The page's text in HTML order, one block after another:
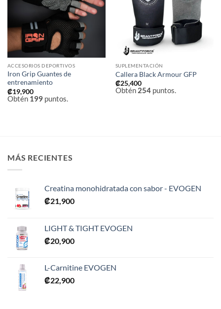
deseos
ACCESORIOS DEPORTIVOS
Iron Grip Guantes de
entrenamiento
₡19,900
Obtén 199puntos.
deseos
SUPLEMENTACIÓN
Callera Black Armour GFP
₡25,400
Obtén 254puntos.
MÁS RECIENTES
Creatina monohidratada con sabor - EVOGEN
₡21,900
LIGHT & TIGHT EVOGEN
₡20,900
L-Carnitine EVOGEN
₡22,900